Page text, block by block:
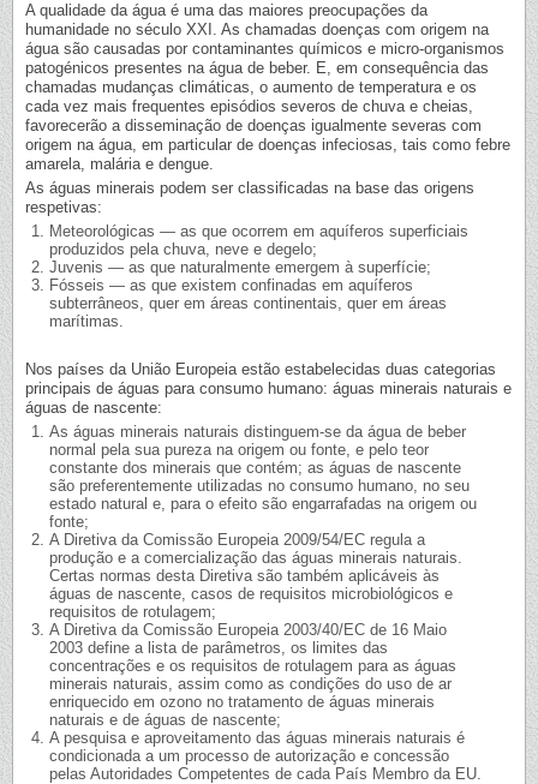
A qualidade da água é uma das maiores preocupações da
humanidade no século XXI. As chamadas doenças com origem na
água são causadas por contaminantes químicos e micro-organismos
patogénicos presentes na água de beber. E, em consequência das
chamadas mudanças climáticas, o aumento de temperatura e os
cada vez mais frequentes episódios severos de chuva e cheias,
favorecerão a disseminação de doenças igualmente severas com
origem na água, em particular de doenças infeciosas, tais como febre
amarela, malária e dengue.
As águas minerais podem ser classificadas na base das origens
respetivas:
Meteorológicas — as que ocorrem em aquíferos superficiais
produzidos pela chuva, neve e degelo;
Juvenis — as que naturalmente emergem à superfície;
Fósseis — as que existem confinadas em aquíferos
subterrâneos, quer em áreas continentais, quer em áreas
marítimas.
Nos países da União Europeia estão estabelecidas duas categorias
principais de águas para consumo humano: águas minerais naturais e
águas de nascente:
As águas minerais naturais distinguem-se da água de beber
normal pela sua pureza na origem ou fonte, e pelo teor
constante dos minerais que contém; as águas de nascente
são preferentemente utilizadas no consumo humano, no seu
estado natural e, para o efeito são engarrafadas na origem ou
fonte;
A Diretiva da Comissão Europeia 2009/54/EC regula a
produção e a comercialização das águas minerais naturais.
Certas normas desta Diretiva são também aplicáveis às
águas de nascente, casos de requisitos microbiológicos e
requisitos de rotulagem;
A Diretiva da Comissão Europeia 2003/40/EC de 16 Maio
2003 define a lista de parâmetros, os limites das
concentrações e os requisitos de rotulagem para as águas
minerais naturais, assim como as condições do uso de ar
enriquecido em ozono no tratamento de águas minerais
naturais e de águas de nascente;
A pesquisa e aproveitamento das águas minerais naturais é
condicionada a um processo de autorização e concessão
pelas Autoridades Competentes de cada País Membro da EU.